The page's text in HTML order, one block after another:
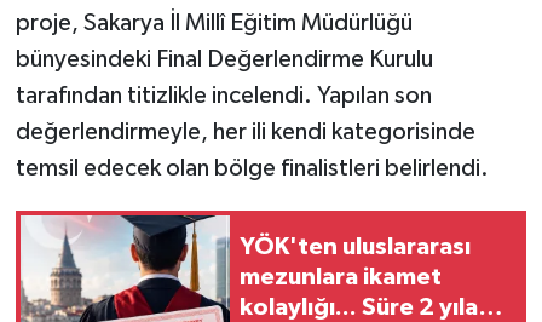
proje, Sakarya İl Millî Eğitim Müdürlüğü
bünyesindeki Final Değerlendirme Kurulu
tarafından titizlikle incelendi. Yapılan son
değerlendirmeyle, her ili kendi kategorisinde
temsil edecek olan bölge finalistleri belirlendi.
YÖK'ten uluslararası
mezunlara ikamet
kolaylığı... Süre 2 yıla